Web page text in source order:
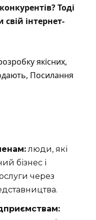
Тоді
інтернет-
якісних,
Посилання
люди, які
бізнес і
через